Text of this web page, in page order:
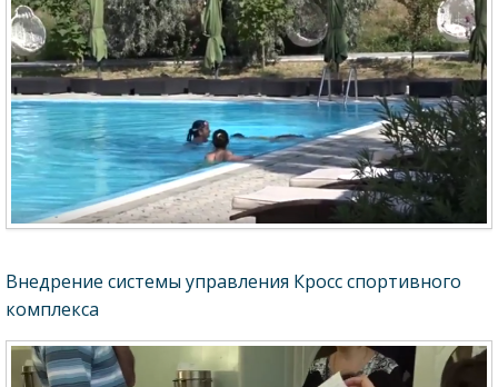
Внедрение системы управления Кросс спортивного
комплекса